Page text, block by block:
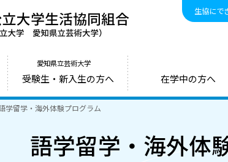
愛知県公立大学生活
生協にで
愛知県立芸術大学
受験生・新入生の方へ 在学中の方へ
学留学・海外体験プログラム
語学留学・海外体